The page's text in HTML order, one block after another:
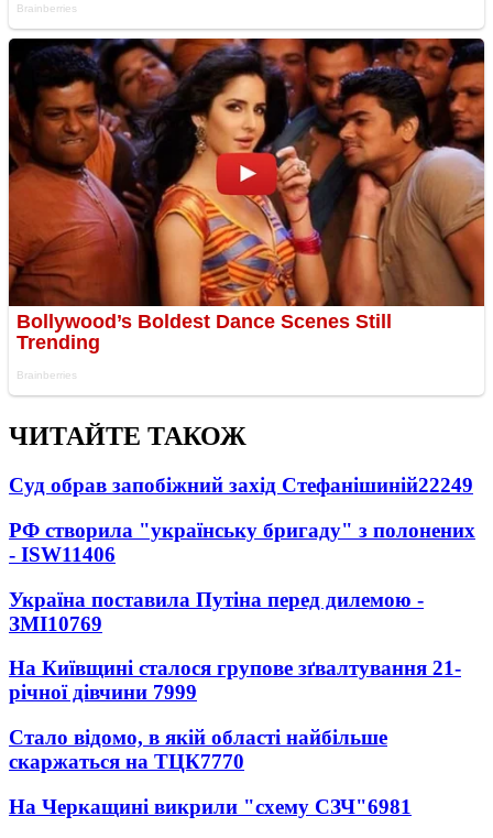
ЧИТАЙТЕ ТАКОЖ
Суд обрав запобіжний захід Стефанішиній22249
РФ створила "українську бригаду" з полонених
- ISW11406
Україна поставила Путіна перед дилемою -
ЗМІ10769
На Київщині сталося групове зґвалтування 21-
річної дівчини 7999
Стало відомо, в якій області найбільше
скаржаться на ТЦК7770
На Черкащині викрили "схему СЗЧ"6981